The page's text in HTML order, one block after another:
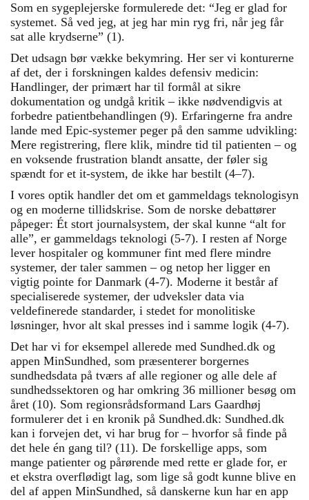
Som en sygeplejerske formulerede det: “Jeg er glad for
systemet. Så ved jeg, at jeg har min ryg fri, når jeg får
sat alle krydserne” (1).
Det udsagn bør vække bekymring. Her ser vi konturerne
af det, der i forskningen kaldes defensiv medicin:
Handlinger, der primært har til formål at sikre
dokumentation og undgå kritik – ikke nødvendigvis at
forbedre patientbehandlingen (9). Erfaringerne fra andre
lande med Epic-systemer peger på den samme udvikling:
Mere registrering, flere klik, mindre tid til patienten – og
en voksende frustration blandt ansatte, der føler sig
spændt for et it-system, de ikke har bestilt (4–7).
I vores optik handler det om et gammeldags teknologisyn
og en moderne tillidskrise. Som de norske debattører
påpeger: Ét stort journalsystem, der skal kunne “alt for
alle”, er gammeldags teknologi (5-7). I resten af Norge
lever hospitaler og kommuner fint med flere mindre
systemer, der taler sammen – og netop her ligger en
vigtig pointe for Danmark (4-7). Moderne it består af
specialiserede systemer, der udveksler data via
veldefinerede standarder, i stedet for monolitiske
løsninger, hvor alt skal presses ind i samme logik (4-7).
Det har vi for eksempel allerede med Sundhed.dk og
appen MinSundhed, som præsenterer borgernes
sundhedsdata på tværs af alle regioner og alle dele af
sundhedssektoren og har omkring 36 millioner besøg om
året (10). Som regionsrådsformand Lars Gaardhøj
formulerer det i en kronik på Sundhed.dk: Sundhed.dk
kan i forvejen det, vi har brug for – hvorfor så finde på
det hele én gang til? (11). De forskellige apps, som
mange patienter og pårørende med rette er glade for, er
et ekstra overflødigt lag, som lige så godt kunne blive en
del af appen MinSundhed, så danskerne kun har en app